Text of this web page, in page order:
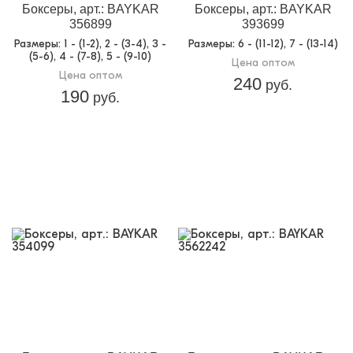
Боксеры, арт.: BAYKAR
356899
Размеры: 1 - (1-2), 2 - (3-4), 3 -
(5-6), 4 - (7-8), 5 - (9-10)
Цена оптом
190 руб.
Боксеры, арт.: BAYKAR
393699
Размеры: 6 - (11-12), 7 - (13-14)
Цена оптом
240 руб.